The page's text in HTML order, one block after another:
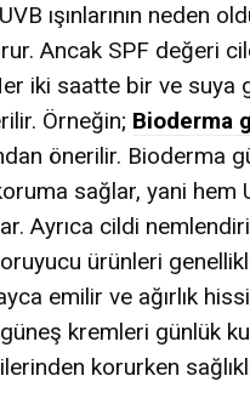
ışınlarının neden
Ancak SPF değeri
iki saatte bir ve suya
Örneğin; Bioderma
önerilir. Bioderma
sağlar, yani hem
Ayrıca cildi
ürünleri
emilir ve ağırlık hissi
kremleri günlük
korurken